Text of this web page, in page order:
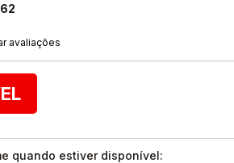
avaliações
quando estiver disponível: